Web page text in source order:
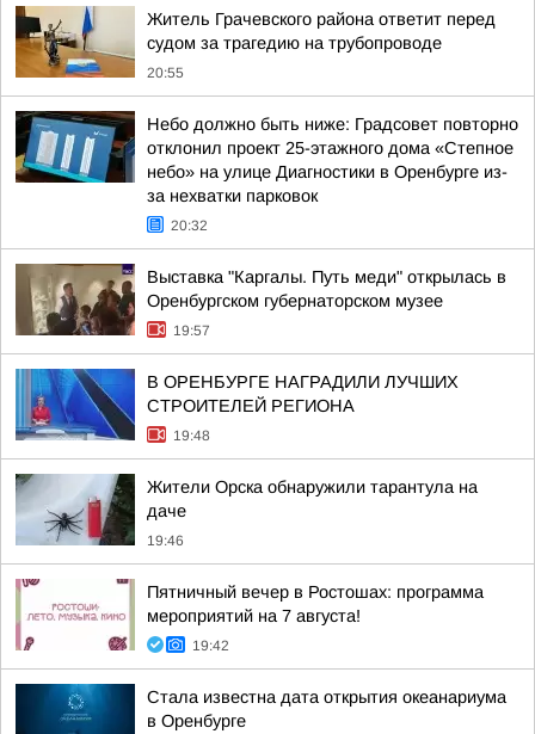
Житель Грачевского района ответит перед
судом за трагедию на трубопроводе
20:55
Небо должно быть ниже: Градсовет повторно
отклонил проект 25-этажного дома «Степное
небо» на улице Диагностики в Оренбурге из-
за нехватки парковок
20:32
Выставка "Каргалы. Путь меди" открылась в
Оренбургском губернаторском музее
19:57
В ОРЕНБУРГЕ НАГРАДИЛИ ЛУЧШИХ
СТРОИТЕЛЕЙ РЕГИОНА
19:48
Жители Орска обнаружили тарантула на
даче
19:46
Пятничный вечер в Ростошах: программа
мероприятий на 7 августа!
19:42
Стала известна дата открытия океанариума
в Оренбурге